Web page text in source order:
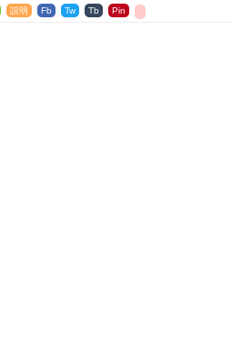
説明 Fb Tw Tb Pin